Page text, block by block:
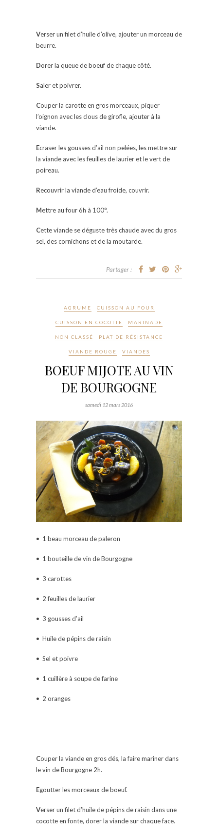
Verser un filet d’huile d’olive, ajouter un morceau de
beurre.
Dorer la queue de boeuf de chaque côté.
Saler et poivrer.
Couper la carotte en gros morceaux, piquer
l’oignon avec les clous de girofle, ajouter à la
viande.
Ecraser les gousses d’ail non pelées, les mettre sur
la viande avec les feuilles de laurier et le vert de
poireau.
Recouvrir la viande d’eau froide, couvrir.
Mettre au four 6h à 100°.
Cette viande se déguste très chaude avec du gros
sel, des cornichons et de la moutarde.
Partager :
AGRUME CUISSON AU FOUR
CUISSON EN COCOTTE MARINADE
NON CLASSÉ PLAT DE RÉSISTANCE
VIANDE ROUGE VIANDES
BOEUF MIJOTE AU VIN
DE BOURGOGNE
samedi 12 mars 2016
• 1 beau morceau de paleron
• 1 bouteille de vin de Bourgogne
• 3 carottes
• 2 feuilles de laurier
• 3 gousses d’ail
• Huile de pépins de raisin
• Sel et poivre
• 1 cuillère à soupe de farine
• 2 oranges
Couper la viande en gros dés, la faire mariner dans
le vin de Bourgogne 2h.
Egoutter les morceaux de boeuf.
Verser un filet d’huile de pépins de raisin dans une
cocotte en fonte, dorer la viande sur chaque face.